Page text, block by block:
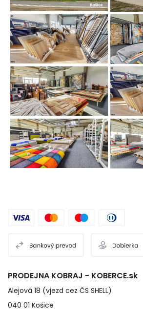
PRODEJNA KOBRAJ - KOBERCE.sk
Alejová 18 (vjezd cez ČS SHELL)
040 01 Košice